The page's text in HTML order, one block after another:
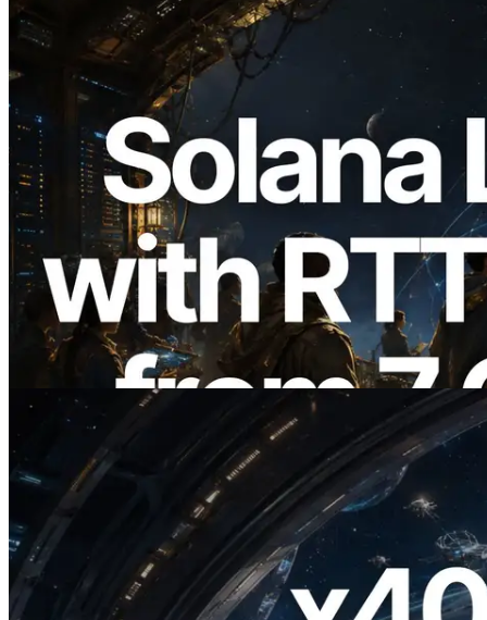
2026.08.05
ERPC expande a Solana Leader Slot API
com medição de ping a partir de 7 regiões
globais — Validators Information API
também lançada